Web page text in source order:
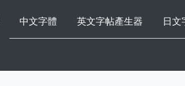
中文字體 英文字帖產生器 日文